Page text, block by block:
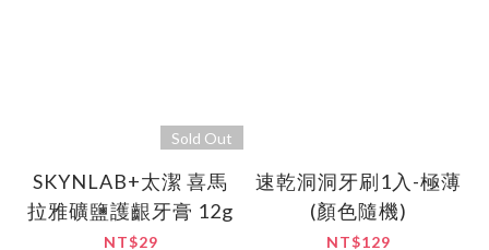
Sold Out
SKYNLAB+太潔 喜馬
拉雅礦鹽護齦牙膏 12g
NT$29
速乾洞洞牙刷1入-極薄
(顏色隨機)
NT$129